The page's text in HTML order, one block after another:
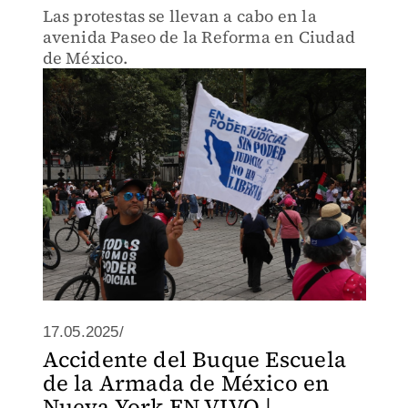
Las protestas se llevan a cabo en la
avenida Paseo de la Reforma en Ciudad
de México.
17.05.2025/
Accidente del Buque Escuela
de la Armada de México en